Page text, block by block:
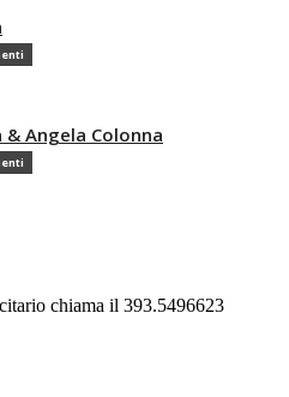
& Angela Colonna
chiama il 393.5496623